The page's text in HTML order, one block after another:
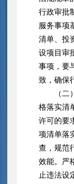
行政审批
服务事项
清单、投
设项目审
事项，要
致，确保
（
格落实清
许可的要
项清单落
查，规范
效能。严
止违法设